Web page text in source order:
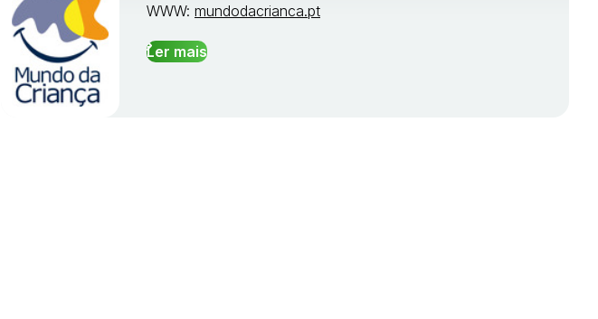
WWW: mundodacrianca.pt
Ler mais